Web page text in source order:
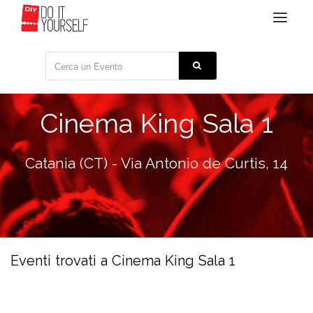
Toggle
Cinema King Sala 1
Catania (CT) - Via Antonio de Curtis, 14
Eventi trovati a Cinema King Sala 1